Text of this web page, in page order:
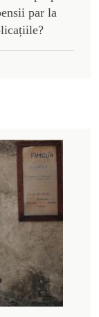
par la